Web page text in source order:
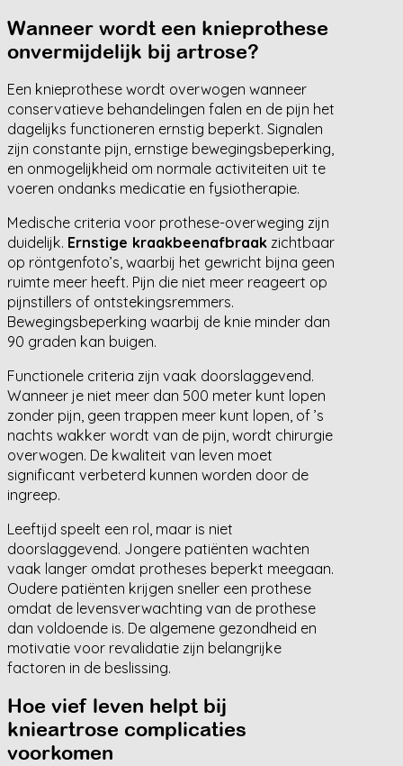
Wanneer wordt een knieprothese
onvermijdelijk bij artrose?
Een knieprothese wordt overwogen wanneer
conservatieve behandelingen falen en de pijn het
dagelijks functioneren ernstig beperkt. Signalen
zijn constante pijn, ernstige bewegingsbeperking,
en onmogelijkheid om normale activiteiten uit te
voeren ondanks medicatie en fysiotherapie.
Medische criteria voor prothese-overweging zijn
duidelijk. Ernstige kraakbeenafbraak zichtbaar
op röntgenfoto’s, waarbij het gewricht bijna geen
ruimte meer heeft. Pijn die niet meer reageert op
pijnstillers of ontstekingsremmers.
Bewegingsbeperking waarbij de knie minder dan
90 graden kan buigen.
Functionele criteria zijn vaak doorslaggevend.
Wanneer je niet meer dan 500 meter kunt lopen
zonder pijn, geen trappen meer kunt lopen, of ’s
nachts wakker wordt van de pijn, wordt chirurgie
overwogen. De kwaliteit van leven moet
significant verbeterd kunnen worden door de
ingreep.
Leeftijd speelt een rol, maar is niet
doorslaggevend. Jongere patiënten wachten
vaak langer omdat protheses beperkt meegaan.
Oudere patiënten krijgen sneller een prothese
omdat de levensverwachting van de prothese
dan voldoende is. De algemene gezondheid en
motivatie voor revalidatie zijn belangrijke
factoren in de beslissing.
Hoe vief leven helpt bij
knieartrose complicaties
voorkomen